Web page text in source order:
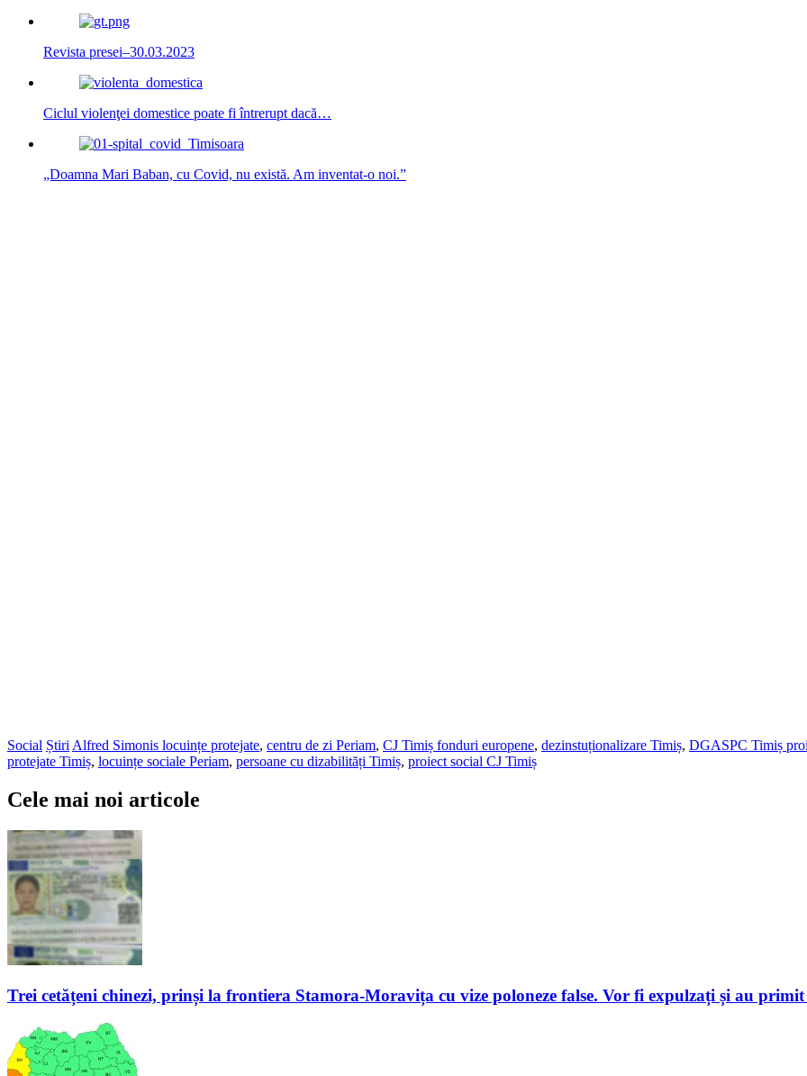
Revista presei–30.03.2023
Ciclul violenţei domestice poate fi întrerupt dacă…
„Doamna Mari Baban, cu Covid, nu există. Am inventat-o noi.”
Social ȘtiriAlfred Simonis locuințe protejate, centru de zi Periam, CJ Timiș fonduri europene, dezinstuționalizare Timiș, DGASPC Timiș
protejate Timiș, locuințe sociale Periam, persoane cu dizabilități Timiș, proiect social CJ Timiș
Cele mai noi articole
Trei cetățeni chinezi, prinși la frontiera Stamora-Moravița cu vize poloneze false. Vor fi expulzați și au